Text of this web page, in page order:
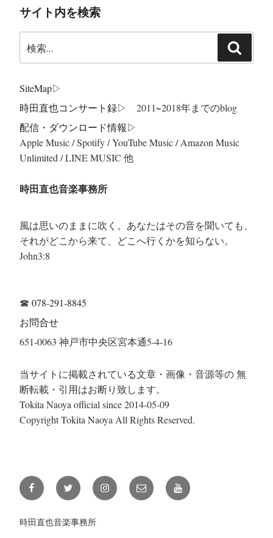
サイト内を検索
索:
索
SiteMap▷
時田直也コンサート録▷ 2011~2018年までのblog
配信・ダウンロード情報▷
Apple Music / Spotify / YouTube Music / Amazon Music
Unlimited / LINE MUSIC 他
時田直也音楽事務所
風は思いのままに吹く。あなたはその音を聞いても、
それがどこから来て、どこへ行くかを知らない。
John3:8
☎ 078-291-8845
お問合せ
651-0063 神戸市中央区宮本通5-4-16
当サイトに掲載されている文章・画像・音源等の 無
断転載・引用はお断り致します。
Tokita Naoya official since 2014-05-09
Copyright Tokita Naoya All Rights Reserved.
Facebook Twitter Instagramメ
ー
YouTube
時田直也音楽事務所